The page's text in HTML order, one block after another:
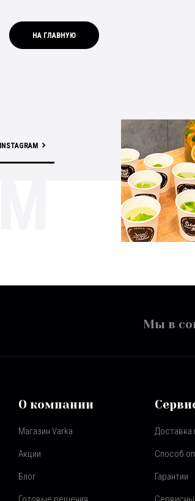
НА ГЛАВНУЮ
Мы в
О компании
Магазин Varka
Акции
Блог
Доставка
Способ
Гарантии